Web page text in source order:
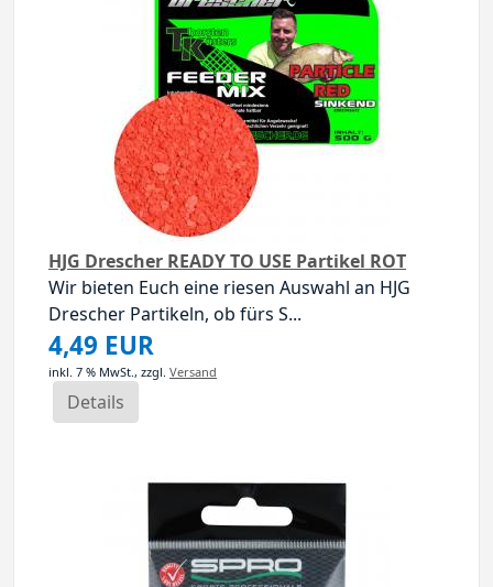
HJG Drescher READY TO USE Partikel ROT
Wir bieten Euch eine riesen Auswahl an HJG
Drescher Partikeln, ob fürs S...
4,49 EUR
inkl. 7 % MwSt., zzgl. Versand
Details